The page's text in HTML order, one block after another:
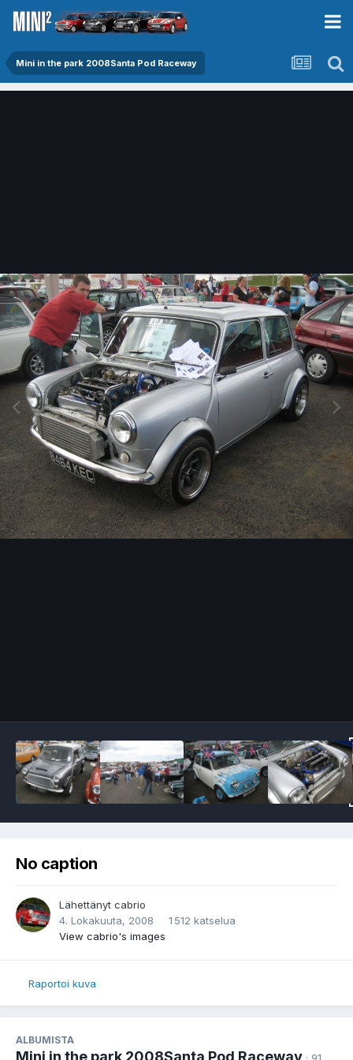
Mini in the park 2008Santa Pod Raceway
No caption
Lähettänyt cabrio
4. Lokakuuta, 2008
1 512 katselua
View cabrio's images
Raportoi kuva
ALBUMISTA
Mini in the park 2008Santa Pod Raceway